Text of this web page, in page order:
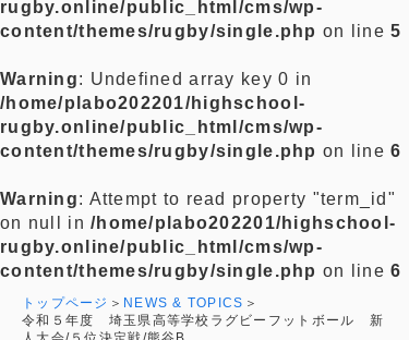
rugby.online/public_html/cms/wp-
content/themes/rugby/single.php on line5
Warning: Undefined array key 0 in
/home/plabo202201/highschool-
rugby.online/public_html/cms/wp-
content/themes/rugby/single.php on line6
Warning: Attempt to read property "term_id"
on null in/home/plabo202201/highschool-
rugby.online/public_html/cms/wp-
content/themes/rugby/single.php on line6
トップページ
NEWS & TOPICS
令和５年度 埼玉県高等学校ラグビーフットボール 新